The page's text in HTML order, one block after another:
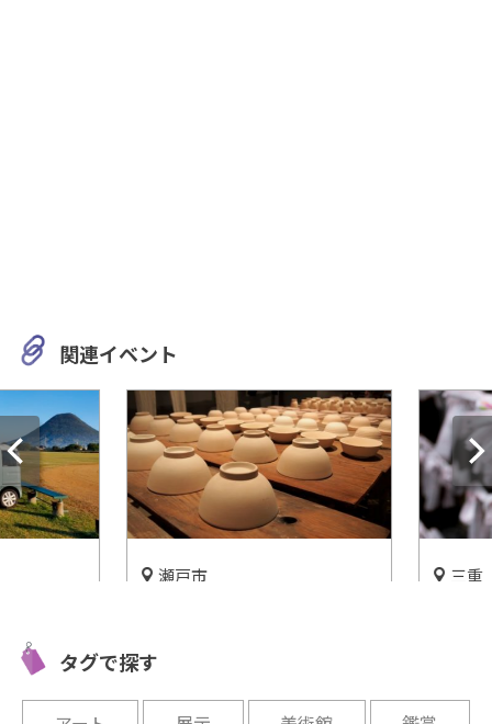
関連イベント
館
瀬戸市
戸市に！愛知県陶磁美術館
三重
タグで探す